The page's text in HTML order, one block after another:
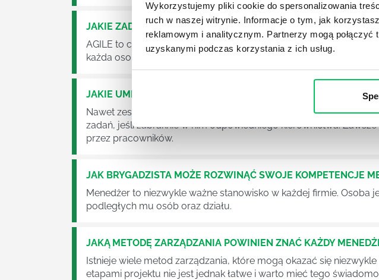
Wykorzystujemy pliki cookie do spersonalizowania
ruch w naszej witrynie. Informacje o tym, jak
reklamowym i analitycznym. Partnerzy mogą
uzyskanymi podczas korzystania z ich usług.
JAKIE ZADANIA MUSZĄ ZREALIZOWAĆ PRACOWNICY
AGILE to coraz popularniejsze w każdej większej (i mniejszej)
każda osoba zatrudniona w takim miejscu choć raz się z nim
JAKIE UMIEJĘTNOŚCI MENEDŻERSKIE POWINIEN MIEĆ
Nawet zespół złożony z doskonale wykształconych i
zadań, jeśli zabraknie w nim odpowiedniego kierownictwa.
przez pracowników.
JAK BRYGADZISTA MOŻE ROZWINĄĆ SWOJE KOMPETENCJE
Menedżer to niezwykle ważne stanowisko w każdej firmie. Osoba
podległych mu osób oraz działu.
JAKĄ METODĘ ZARZĄDZANIA POWINIEN ZNAĆ KAŻDY
Istnieje wiele metod zarządzania, które mogą okazać się
etapami projektu nie jest jednak łatwe i warto mieć tego